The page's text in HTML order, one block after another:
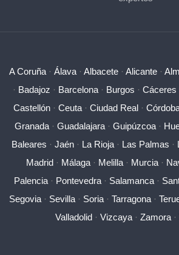
A Coruña · Álava · Albacete · Alicante ·
· Badajoz · Barcelona · Burgos · Cáceres
Castellón· Ceuta· Ciudad Real·
Granada · Guadalajara · Guipúzcoa ·
Baleares · Jaén · La Rioja · Las Palmas ·
Madrid· Málaga· Melilla· Murcia·
Palencia · Pontevedra · Salamanca ·
Segovia · Sevilla · Soria · Tarragona ·
Valladolid · Vizcaya · Zamora ·